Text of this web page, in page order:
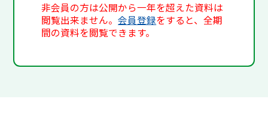
非会員の方は公開から一年を超えた資料は
閲覧出来ません。会員登録をすると、全期
間の資料を閲覧できます。